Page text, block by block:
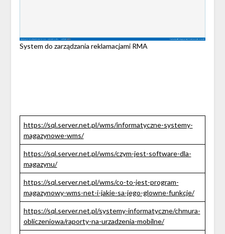
System do zarządzania reklamacjami RMA
https://sql.server.net.pl/wms/informatyczne-systemy-
magazynowe-wms/
https://sql.server.net.pl/wms/czym-jest-software-dla-
magazynu/
https://sql.server.net.pl/wms/co-to-jest-program-
magazynowy-wms-net-i-jakie-sa-jego-glowne-funkcje/
https://sql.server.net.pl/systemy-informatyczne/chmura-
obliczeniowa/raporty-na-urzadzenia-mobilne/